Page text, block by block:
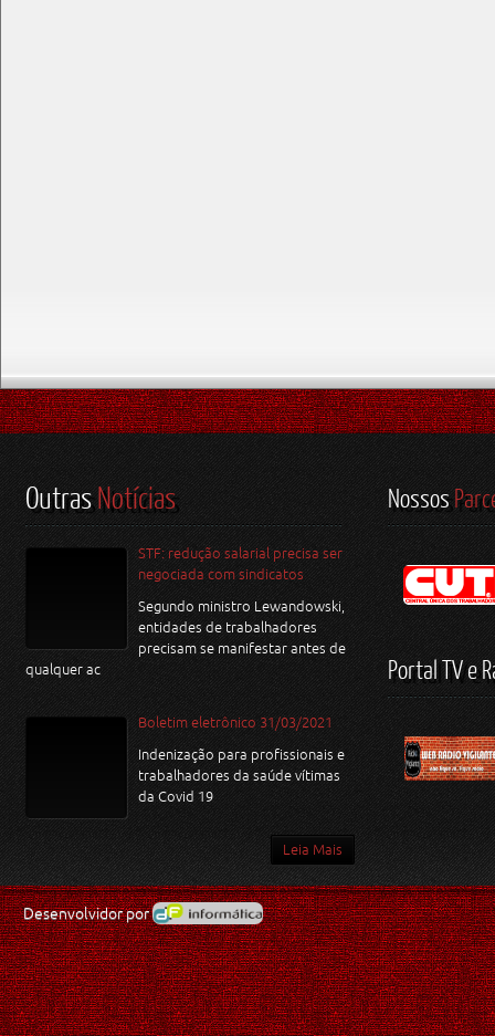
OutrasNotícias
STF: redução salarial precisa ser
negociada com sindicatos
Segundo ministro Lewandowski,
entidades de trabalhadores
precisam se manifestar antes de
qualquer ac
Boletim eletrônico 31/03/2021
Indenização para profissionais e
trabalhadores da saúde vítimas
da Covid 19
Leia Mais
Nossos
Portal TV e
Desenvolvidor por